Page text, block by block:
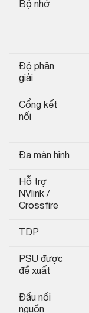
Bộ nhớ
Độ phân
giải
Cổng kết
nối
Đa màn hình
Hỗ trợ
NVlink /
Crossfire
TDP
PSU được
đề xuất
Đầu nối
nguồn